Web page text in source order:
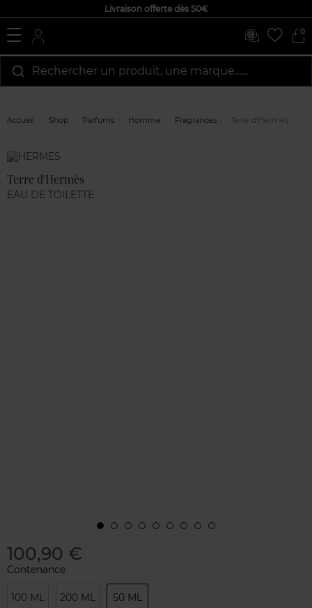
Livraison offerte dès 50€
0
Rechercher un produit, une marque…...
Accueil Shop Parfums Homme Fragrances Terre d'Hermès
Marque
Terre d'Hermès
EAU DE TOILETTE
100,90 €
Contenance
100 ML 200 ML 50 ML